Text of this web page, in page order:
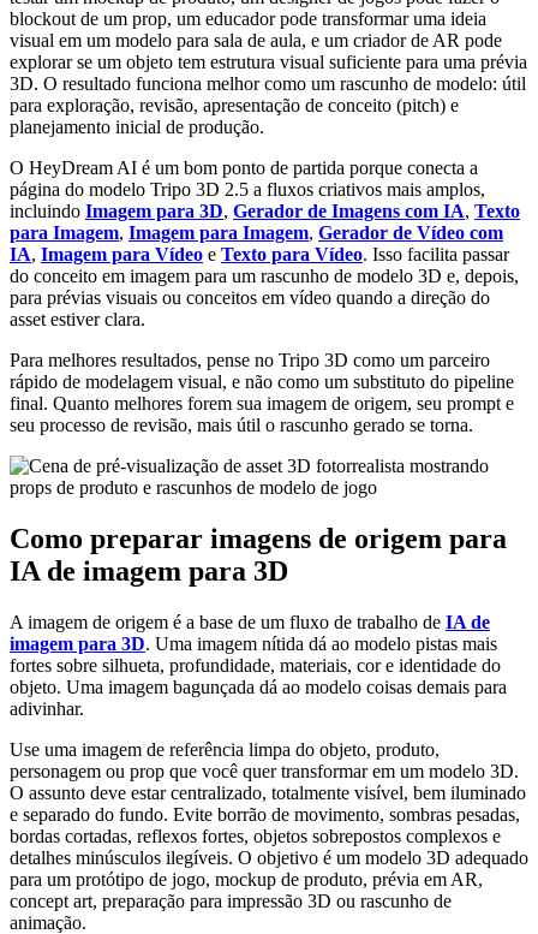
blockout de um prop, um educador pode transformar uma ideia
visual em um modelo para sala de aula, e um criador de AR pode
explorar se um objeto tem estrutura visual suficiente para uma prévia
3D. O resultado funciona melhor como um rascunho de modelo: útil
para exploração, revisão, apresentação de conceito (pitch) e
planejamento inicial de produção.
O HeyDream AI é um bom ponto de partida porque conecta a
página do modelo Tripo 3D 2.5 a fluxos criativos mais amplos,
incluindo Imagem para 3D, Gerador de Imagens com IA, Texto
para Imagem, Imagem para Imagem, Gerador de Vídeo com
IA, Imagem para Vídeo e Texto para Vídeo. Isso facilita passar
do conceito em imagem para um rascunho de modelo 3D e, depois,
para prévias visuais ou conceitos em vídeo quando a direção do
asset estiver clara.
Para melhores resultados, pense no Tripo 3D como um parceiro
rápido de modelagem visual, e não como um substituto do pipeline
final. Quanto melhores forem sua imagem de origem, seu prompt e
seu processo de revisão, mais útil o rascunho gerado se torna.
Como preparar imagens de origem para
IA de imagem para 3D
A imagem de origem é a base de um fluxo de trabalho de IA de
imagem para 3D. Uma imagem nítida dá ao modelo pistas mais
fortes sobre silhueta, profundidade, materiais, cor e identidade do
objeto. Uma imagem bagunçada dá ao modelo coisas demais para
adivinhar.
Use uma imagem de referência limpa do objeto, produto,
personagem ou prop que você quer transformar em um modelo 3D.
O assunto deve estar centralizado, totalmente visível, bem iluminado
e separado do fundo. Evite borrão de movimento, sombras pesadas,
bordas cortadas, reflexos fortes, objetos sobrepostos complexos e
detalhes minúsculos ilegíveis. O objetivo é um modelo 3D adequado
para um protótipo de jogo, mockup de produto, prévia em AR,
concept art, preparação para impressão 3D ou rascunho de
animação.